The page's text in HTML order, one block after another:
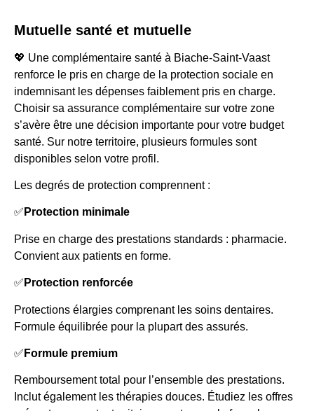
Mutuelle santé et mutuelle
💖 Une complémentaire santé à Biache-Saint-Vaast
renforce le pris en charge de la protection sociale en
indemnisant les dépenses faiblement pris en charge.
Choisir sa assurance complémentaire sur votre zone
s’avère être une décision importante pour votre budget
santé. Sur notre territoire, plusieurs formules sont
disponibles selon votre profil.
Les degrés de protection comprennent :
✅ Protection minimale
Prise en charge des prestations standards : pharmacie.
Convient aux patients en forme.
✅ Protection renforcée
Protections élargies comprenant les soins dentaires.
Formule équilibrée pour la plupart des assurés.
✅ Formule premium
Remboursement total pour l’ensemble des prestations.
Inclut également les thérapies douces. Étudiez les offres